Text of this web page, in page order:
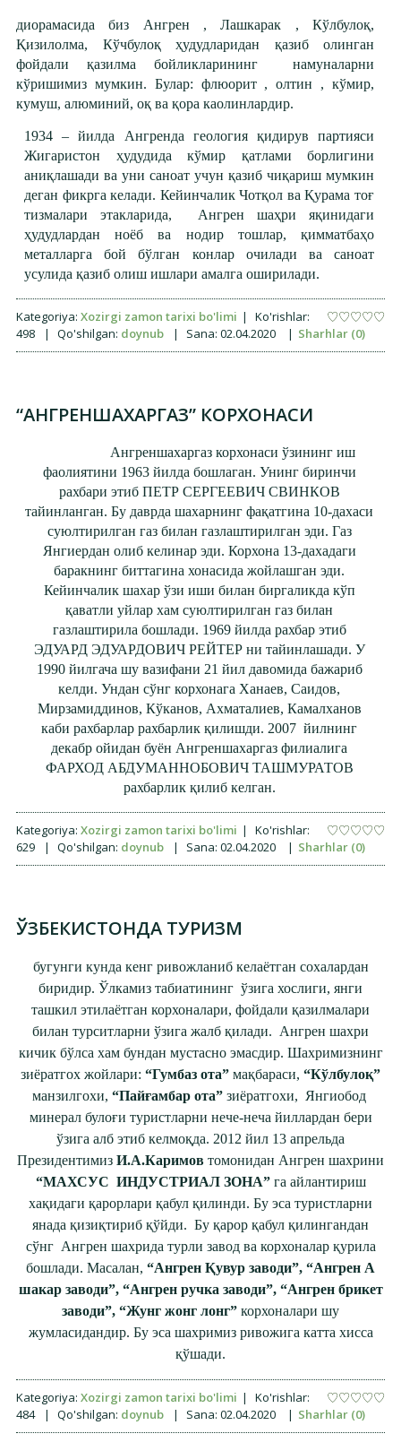
диорамасида биз Ангрен , Лашкарак , Кўлбулоқ,
Қизилолма, Кўчбулоқ ҳудудларидан қазиб олинган
фойдали қазилма бойликларининг намуналарни
кўришимиз мумкин. Булар: флюорит , олтин , кўмир,
кумуш, алюминий, оқ ва қора каолинлардир.
1934 – йилда Ангренда геология қидирув партияси
Жигаристон ҳудудида кўмир қатлами борлигини
аниқлашади ва уни саноат учун қазиб чиқариш мумкин
деган фикрга келади. Кейинчалик Чотқол ва Қурама тоғ
тизмалари этакларида, Ангрен шаҳри яқинидаги
ҳудудлардан ноёб ва нодир тошлар, қимматбаҳо
металларга бой бўлган конлар очилади ва саноат
усулида қазиб олиш ишлари амалга оширилади.
Kategoriya: Xozirgi zamon tarixi bo'limi |
Ko'rishlar:
498
| Qo'shilgan: doynub | Sana: 02.04.2020 | Sharhlar (0)
“АНГРЕНШАХАРГАЗ” КОРХОНАСИ
Ангреншахаргаз корхонаси ўзининг иш
фаолиятини 1963 йилда бошлаган. Унинг биринчи
рахбари этиб ПЕТР СЕРГЕЕВИЧ СВИНКОВ
тайинланган. Бу даврда шахарнинг фақатгина 10-дахаси
суюлтирилган газ билан газлаштирилган эди. Газ
Янгиердан олиб келинар эди. Корхона 13-дахадаги
баракнинг биттагина хонасида жойлашган эди.
Кейинчалик шахар ўзи иши билан биргаликда кўп
қаватли уйлар хам суюлтирилган газ билан
газлаштирила бошлади. 1969 йилда рахбар этиб
ЭДУАРД ЭДУАРДОВИЧ РЕЙТЕР ни тайинлашади. У
1990 йилгача шу вазифани 21 йил давомида бажариб
келди. Ундан сўнг корхонага Ханаев, Саидов,
Мирзамиддинов, Кўканов, Ахматалиев, Камалханов
каби рахбарлар рахбарлик қилишди. 2007 йилнинг
декабр ойидан буён Ангреншахаргаз филиалига
ФАРХОД АБДУМАННОБОВИЧ ТАШМУРАТОВ
рахбарлик қилиб келган.
Kategoriya: Xozirgi zamon tarixi bo'limi |
Ko'rishlar:
629
| Qo'shilgan: doynub | Sana: 02.04.2020 | Sharhlar (0)
ЎЗБЕКИСТОНДА ТУРИЗМ
бугунги кунда кенг ривожланиб келаётган сохалардан
биридир. Ўлкамиз табиатининг ўзига хослиги, янги
ташкил этилаётган корхоналари, фойдали қазилмалари
билан турситларни ўзига жалб қилади. Ангрен шахри
кичик бўлса хам бундан мустасно эмасдир. Шахримизнинг
зиёратгох жойлари: “Гумбаз ота” мақбараси, “Кўлбулоқ”
манзилгохи, “Пайғамбар ота”зиёратгохи, Янгиобод
минерал булоғи туристларни нече-неча йиллардан бери
ўзига алб этиб келмоқда. 2012 йил 13 апрельда
Президентимиз И.А.Каримов томонидан Ангрен шахрини
“МАХСУС ИНДУСТРИАЛ ЗОНА” га айлантириш
хақидаги қарорлари қабул қилинди. Бу эса туристларни
янада қизиқтириб қўйди. Бу қарор қабул қилингандан
сўнг Ангрен шахрида турли завод ва корхоналар қурила
бошлади. Масалан, “Ангрен Қувур заводи”, “Ангрен А
шакар заводи”, “Ангрен ручка заводи”, “Ангрен брикет
заводи”, “Жунг жонг лонг” корхоналари шу
жумласидандир. Бу эса шахримиз ривожига катта хисса
қўшади.
Kategoriya: Xozirgi zamon tarixi bo'limi |
Ko'rishlar:
484
| Qo'shilgan: doynub | Sana: 02.04.2020 | Sharhlar (0)